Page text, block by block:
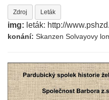
Zdroj Leták
img: leták: http://
konání: Skanzen Solvayovy